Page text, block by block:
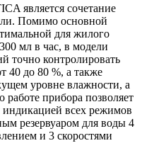
является сочетание
Помимо основной
для жилого
мл в час, в модели
точно контролировать
40 до 80 %, а также
уровне влажности, а
прибора позволяет
всех режимов
резервуаром для воды 4
и 3 скоростями